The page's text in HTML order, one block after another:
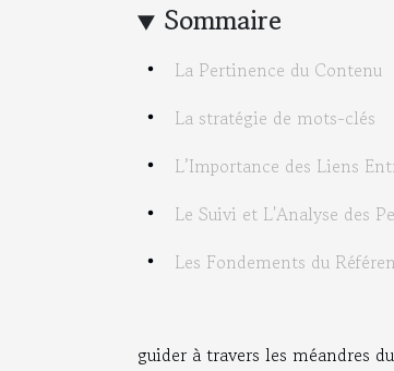
Sommaire
La Pertinence du Contenu
La stratégie de mots-clés
L’Importance des Liens
Le Suivi et L'Analyse des
Les Fondements du
guider à travers les méandres